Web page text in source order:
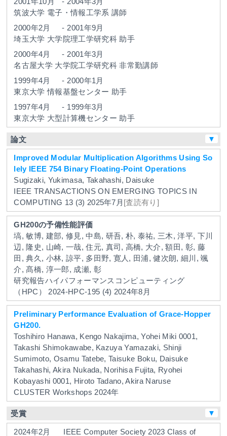
筑波大学 電子・情報工学系 講師
2000年2月
- 2001年9月
埼玉大学 大学院理工学研究科 助手
2000年4月
- 2001年3月
名古屋大学 大学院工学研究科非常勤講師
1999年4月
- 2000年1月
東京大学情報基盤センター 助手
1997年4月
- 1999年3月
東京大学 大型計算機センター 助手
論文 ▼
Improved Modular Multiplication Algorithms Using So
lely IEEE 754 Binary Floating-Point Operations
Sugizaki, Yukimasa, Takahashi, Daisuke
IEEE TRANSACTIONS ON EMERGING TOPICS IN
COMPUTING 13 (3) 2025年7月 [査読有り]
GH200の予備性能評価
塙, 敏博, 建部, 修見, 中島, 研吾, 朴, 泰祐, 三木, 洋平, 下川
辺, 隆史, 山崎, 一哉, 住元, 真司, 高橋, 大介, 額田, 彰, 藤
田, 典久, 小林, 諒平, 多田野, 寛人, 田浦, 健次朗, 細川, 颯
介, 髙橋, 淳一郎, 成瀬, 彰
研究報告ハイパフォーマンスコンピューティング
（HPC） 2024-HPC-195 (4) 2024年8月
Preliminary Performance Evaluation of Grace-Hopper
GH200.
Toshihiro Hanawa, Kengo Nakajima, Yohei Miki 0001,
Takashi Shimokawabe, Kazuya Yamazaki, Shinji
Sumimoto, Osamu Tatebe, Taisuke Boku, Daisuke
Takahashi, Akira Nukada, Norihisa Fujita, Ryohei
Kobayashi 0001, Hiroto Tadano, Akira Naruse
CLUSTER Workshops 2024年
受賞 ▼
2024年2月 IEEE Computer Society 2023 Class of